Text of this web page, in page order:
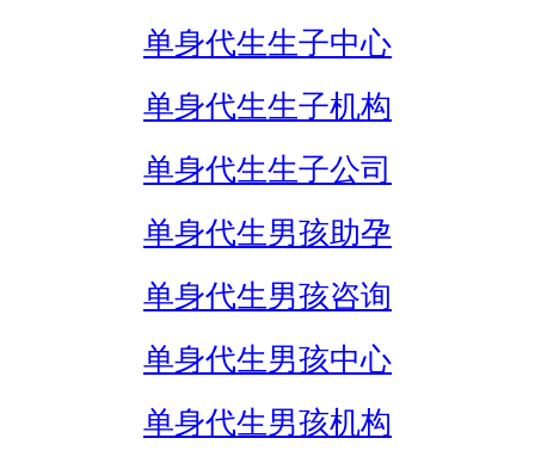
单身代生生子中心
单身代生生子机构
单身代生生子公司
单身代生男孩助孕
单身代生男孩咨询
单身代生男孩中心
单身代生男孩机构